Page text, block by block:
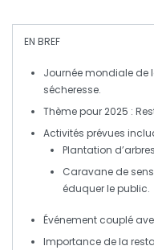
EN BREF
Journée mondiale de
sécheresse.
Thème pour 2025 :
Activités prévues
Plantation d’arbres
Caravane de
éduquer le public.
Événement couplé
Importance de la